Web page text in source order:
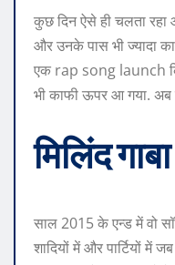
कुछ दिन ऐसे ही चलता
और उनके पास भी ज्यादा
एक rap song launch
भी काफी ऊपर आ गया. अब
मिलिंद
साल 2015 के एन्ड में वो
शादियों में और पार्टियों